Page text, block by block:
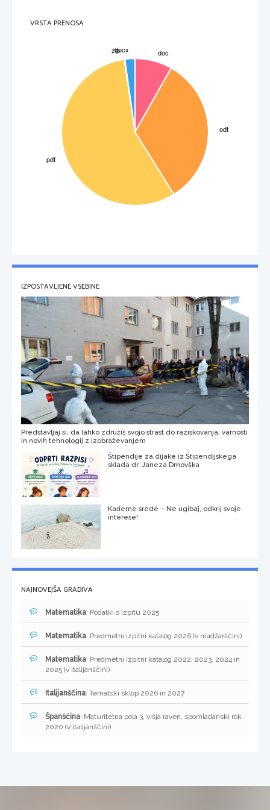
Primerjava med Sapfo in Anakreonom: skupna jima je ljubezenska poezija. Sapfo je uporabljala
sedanjost (ko beremo imamo vtis, da se to dogaja sedaj)
iz obredja (liturgija); slavje v čast bogu Dionizu, potekalo je na ulici (sodelovalo veliko
ljudi), ljudje so bili oblečeni v kozlovske obleke (tragos - kozel 
darovali kozle in ker so bili oblečeni v kozlove kože ), začeli so graditi amfiteatre (razvije se iz
VRSTA PRENOSA
IZPOSTAVLJENE VSEBINE
Predstavljaj si, da lahko združiš svojo strast do raziskovanja, varnosti
in novih tehnologij z izobraževanjem
Štipendije za dijake iz Štipendijskega
sklada dr. Janeza Drnovška
Karierne srede – Ne ugibaj, odkrij svoje
interese!
NAJNOVEJŠA GRADIVA
Matematika: Podatki o izpitu 2025
Matematika: Predmetni izpitni katalog 2026 (v madžarščini)
Matematika: Predmetni izpitni katalog 2022, 2023, 2024 in
2025 (v italijanščini)
Italijanščina: Tematski sklop 2026 in 2027
Španščina: Maturitetna pola 3, višja raven, spomladanski rok
2020 (v italijanščini)